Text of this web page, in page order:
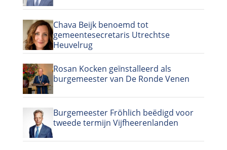
Chava Beijk benoemd tot
gemeentesecretaris Utrechtse
Heuvelrug
Rosan Kocken geïnstalleerd als
burgemeester van De Ronde Venen
Burgemeester Fröhlich beëdigd voor
tweede termijn Vijfheerenlanden